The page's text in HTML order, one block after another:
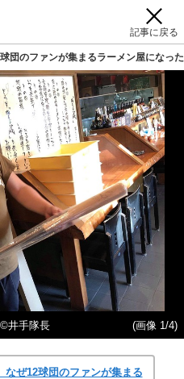
記事に戻る
団のファンが集まるラーメン屋になっ
井手隊長 (画像 1/4)
なぜ12球団のファンが集まる